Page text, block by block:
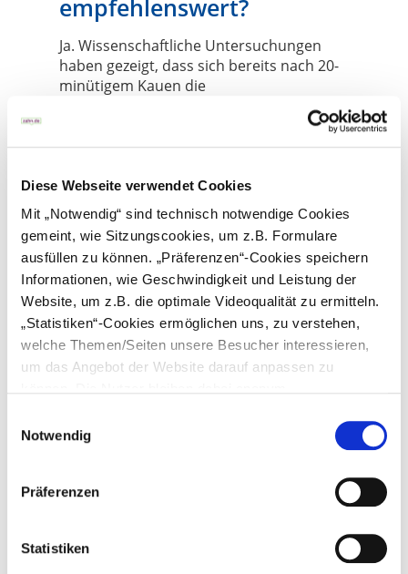
Diese Webseite verwendet Cookies
Mit „Notwendig“ sind technisch notwendige Cookies
gemeint, wie Sitzungscookies, um z.B. Formulare
ausfüllen zu können. „Präferenzen“-Cookies speichern
Informationen, wie Geschwindigkeit und Leistung der
Website, um z.B. die optimale Videoqualität zu ermitteln.
„Statistiken“-Cookies ermöglichen uns, zu verstehen,
welche Themen/Seiten unsere Besucher interessieren,
um das Angebot der Website darauf anpassen zu
Notwendig
Präferenzen
Statistiken
empfehlenswert?
Ja. Wissenschaftliche Untersuchungen
haben gezeigt, dass sich bereits nach 20-
minütigem Kauen die
um das Dreifache
Schmutzteilchen von den Zähnen,
und führt dem Zahn wieder Mineralien zu.
Das könnte Sie auch
interessieren
Zahngesunde Ernährung
zum Seitenanfang